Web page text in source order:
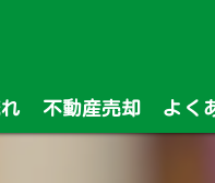
不動産売却 よく